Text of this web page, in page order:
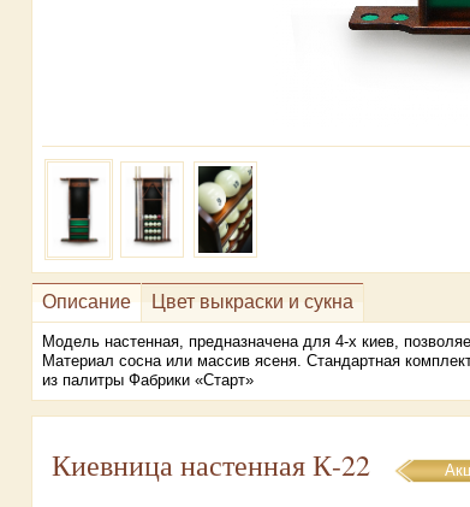
Описание Цвет выкраски и сукна
Модель настенная, предназначена для 4-х киев,
Материал сосна или массив ясеня. Стандартная
из палитры Фабрики «Старт»
Киевница настенная К-22